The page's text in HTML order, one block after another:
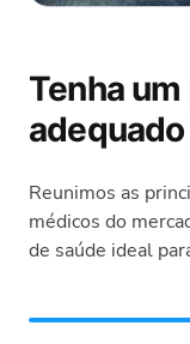
Tenha
Reunimos as
médicos do
de saúde ideal